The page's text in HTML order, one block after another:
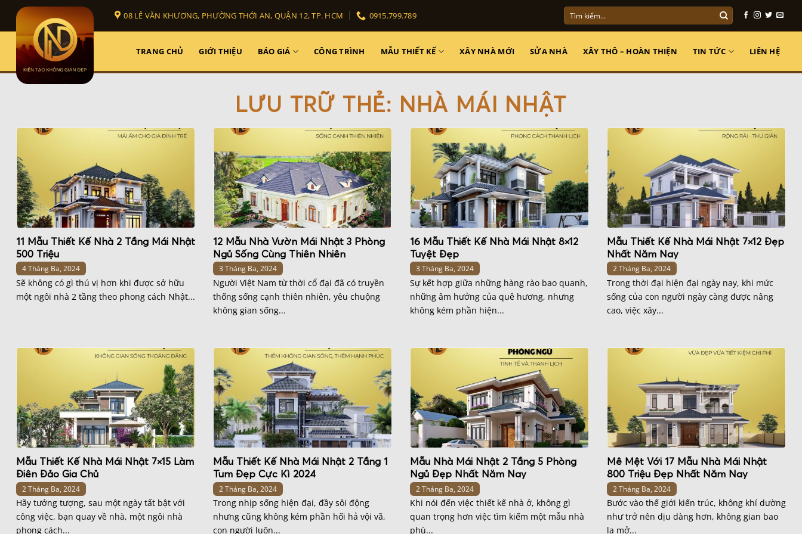
qua
dung
08 LÊ VĂN KHƯƠNG, PHƯỜNG THỚI AN, QUẬN 12, TP. HCM 0915.799.789
Tìm
kiếm:
TRANG CHỦ GIỚI THIỆU BÁO GIÁ CÔNG TRÌNH MẪU THIẾT KẾ XÂY NHÀ MỚI SỬA NHÀ XÂY THÔ – HOÀN THIỆN TIN TỨC LIÊN HỆ
LƯU TRỮ THẺ: NHÀ MÁI NHẬT
11 Mẫu Thiết Kế Nhà 2 Tầng Mái Nhật
500 Triệu
4 Tháng Ba, 2024
Sẽ không có gì thú vị hơn khi được sở hữu
một ngôi nhà 2 tầng theo phong cách Nhật...
12 Mẫu Nhà Vườn Mái Nhật 3 Phòng
Ngủ Sống Cùng Thiên Nhiên
3 Tháng Ba, 2024
Người Việt Nam từ thời cổ đại đã có truyền
thống sống cạnh thiên nhiên, yêu chuộng
không gian sống...
16 Mẫu Thiết Kế Nhà Mái Nhật 8×12
Tuyệt Đẹp
3 Tháng Ba, 2024
Sự kết hợp giữa những hàng rào bao quanh,
những âm hưởng của quê hương, nhưng
không kém phần hiện...
Mẫu Thiết Kế Nhà Mái Nhật 7×12 Đẹp
Nhất Năm Nay
2 Tháng Ba, 2024
Trong thời đại hiện đại ngày nay, khi mức
sống của con người ngày càng được nâng
cao, việc xây...
Mẫu Thiết Kế Nhà Mái Nhật 7×15 Làm
Điên Đảo Gia Chủ
2 Tháng Ba, 2024
Hãy tưởng tượng, sau một ngày tất bật với
công việc, bạn quay về nhà, một ngôi nhà
phong cách...
Mẫu Thiết Kế Nhà Mái Nhật 2 Tầng 1
Tum Đẹp Cực Kì 2024
2 Tháng Ba, 2024
Trong nhịp sống hiện đại, đầy sôi động
nhưng cũng không kém phần hối hả vội vã,
con người luôn...
Mẫu Nhà Mái Nhật 2 Tầng 5 Phòng
Ngủ Đẹp Nhất Năm Nay
2 Tháng Ba, 2024
Khi nói đến việc thiết kế nhà ở, không gì
quan trọng hơn việc tìm kiếm một mẫu nhà
phù...
Mê Mệt Với 17 Mẫu Nhà Mái Nhật
800 Triệu Đẹp Nhất Năm Nay
2 Tháng Ba, 2024
Bước vào thế giới kiến trúc, không khí dường
như trở nên dịu dàng hơn, không gian bao
la mở...